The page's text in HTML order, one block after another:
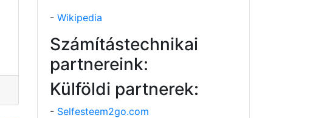
- Wikipedia
Számítástechnikai
partnereink:
Külföldi partnerek:
- Selfesteem2go.com